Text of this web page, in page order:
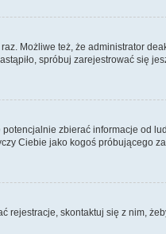
Możliwe też, że administrator
spróbuj zarejestrować się
zbierać informacje od
Ciebie jako kogoś próbującego
rejestracje, skontaktuj się z nim,